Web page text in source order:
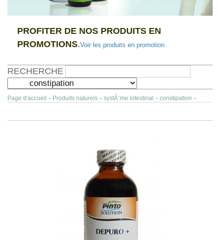
PROFITER DE NOS PRODUITS EN
PROMOTIONS.Voir les produits en promotion
RECHERCHE
Page d'accueil - Produits naturels - systÃ¨me intestinal - constipation -